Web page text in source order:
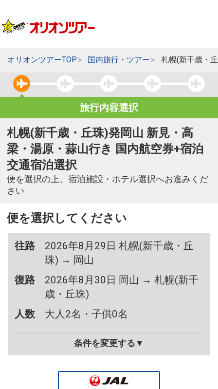
オリオンツアーTOP 国内旅行・ツアー 札幌(新千歳・
旅行内容選択
札幌(新千歳・丘珠)発岡山 新見・高
梁・湯原・蒜山行き 国内航空券+宿泊
交通宿泊選択
便を選択の上、宿泊施設・ホテル選択へお進みくだ
さい
便を選択してください
往路
2026年8月29日 札幌(新千歳・丘
珠) → 岡山
復路
2026年8月30日 岡山 → 札幌(新千
歳・丘珠)
人数
大人2名・子供0名
条件を変更する▼